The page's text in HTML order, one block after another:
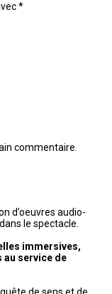
*
commentaire.
d’oeuvres audio-
le spectacle.
immersives,
au service de